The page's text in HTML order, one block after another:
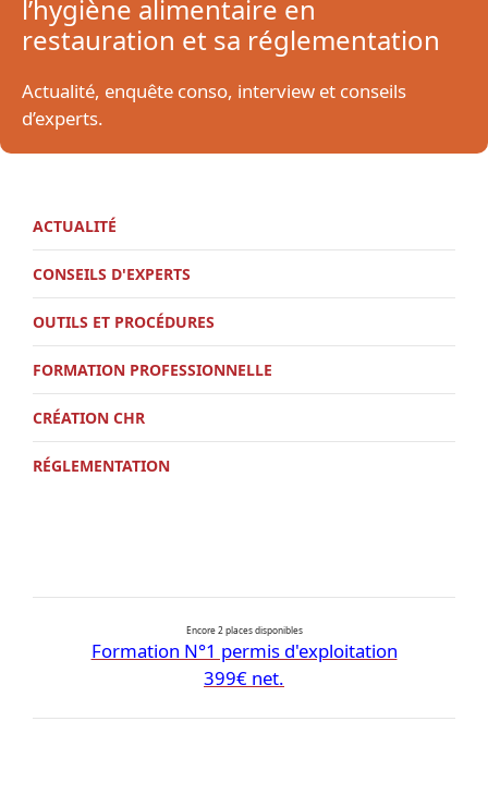
l’hygiène alimentaire en
restauration et sa réglementation
Actualité, enquête conso, interview et conseils
d’experts.
ACTUALITÉ
CONSEILS D'EXPERTS
OUTILS ET PROCÉDURES
FORMATION PROFESSIONNELLE
CRÉATION CHR
RÉGLEMENTATION
Encore 2 places disponibles
Formation N°1 permis d'exploitation
399€ net.